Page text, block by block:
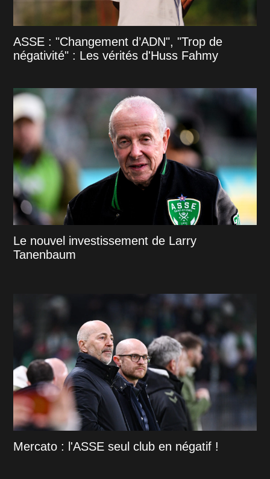
ASSE : "Changement d’ADN", "Trop de
négativité" : Les vérités d'Huss Fahmy
Le nouvel investissement de Larry
Tanenbaum
Mercato : l'ASSE seul club en négatif !